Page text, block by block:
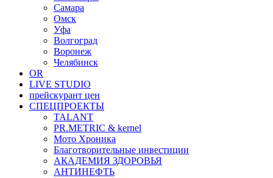
Самара
Омск
Уфа
Волгоград
Воронеж
Челябинск
OR
LIVE STUDIO
прейскурант цен
СПЕЦПРОЕКТЫ
TALANT
PR.METRIC & kernel
Мото Хроника
Благотворительные инвестиции
АКАДЕМИЯ ЗДОРОВЬЯ
АНТИНЕФТЬ